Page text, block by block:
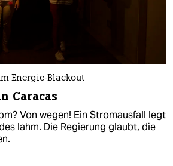
Energie-Blackout
Caracas
Von wegen! Ein Stromausfall legt
lahm. Die Regierung glaubt, die